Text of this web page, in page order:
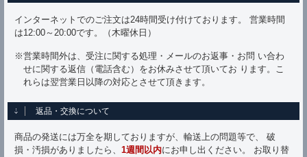
インターネットでのご注文は24時間受け付けております。 営業時間
は12:00～20:00です。（木曜休日）
※営業時間外は、受注に関する処理・メールのお返事・お問 い合わ
せに関する返信（電話含む）をお休みさせて頂いてお ります。こ
れらは翌営業日以降の対応とさせて頂きます。
返品・交換について
商品の発送には万全を期しておりますが、輸送上の問題等で、 破
損・汚損がありましたら、 1週間以内にお申し出ください。 お取り替